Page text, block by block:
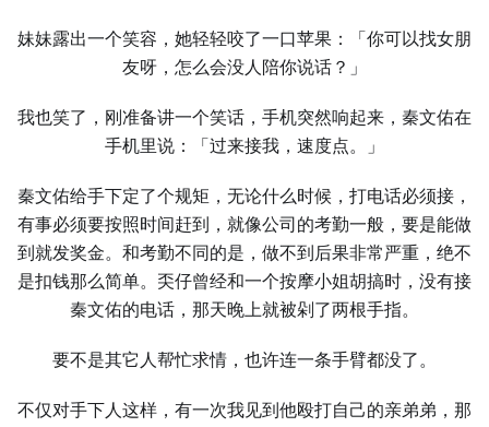
妹妹露出一个笑容，她轻轻咬了一口苹果：「你可以找女朋
友呀，怎么会没人陪你说话？」
我也笑了，刚准备讲一个笑话，手机突然响起来，秦文佑在
手机里说：「过来接我，速度点。」
秦文佑给手下定了个规矩，无论什么时候，打电话必须接，
有事必须要按照时间赶到，就像公司的考勤一般，要是能做
到就发奖金。和考勤不同的是，做不到后果非常严重，绝不
是扣钱那么简单。奀仔曾经和一个按摩小姐胡搞时，没有接
秦文佑的电话，那天晚上就被剁了两根手指。
要不是其它人帮忙求情，也许连一条手臂都没了。
不仅对手下人这样，有一次我见到他殴打自己的亲弟弟，那